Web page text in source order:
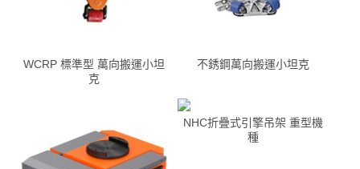
WCRP 標準型 萬向搬運小坦
克
不銹鋼萬向搬運小坦克
NHC折疊式引擎吊架 重型機
種